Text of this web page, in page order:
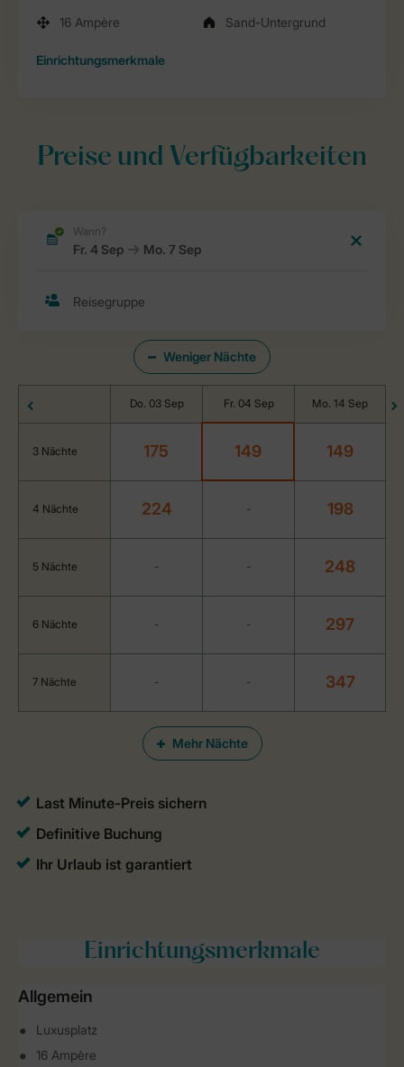
16 Ampère Sand-Untergrund
Einrichtungsmerkmale
Preise und Verfügbarkeiten
Weniger Nächte
Mehr Nächte
Do. 03 Sep Fr. 04 Sep Mo. 14 Sep
3 Nächte 175 149 149
4 Nächte 224 - 198
5 Nächte - - 248
6 Nächte - - 297
7 Nächte - - 347
Einrichtungsmerkmale
Allgemein
Luxusplatz
16 Ampère